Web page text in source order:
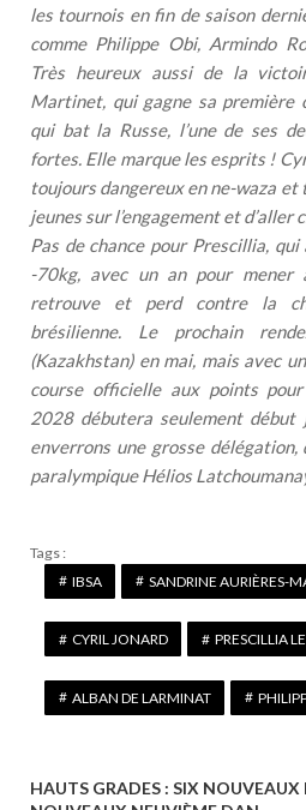
les tournois en fin de saison
comme Philippe Obi, Armindo
Très heureux aussi de la
Martinet, qui gagne sa première
qui bat la Russe, l’une de ses
fortes. Elle marque les esprits !
toujours dangereux en ne-waza
jeunes sur l’engagement et d’aller
Pas de chance pour Prescillia,
-70kg, avec un an pour
retrouve et perd contre la
brésilienne. Le prochain
(Kazakhstan) en mai, mais avec
course officielle aux points
2028 débutera seulement
enverrons une grosse
paralympique Hélios
Tags :
IBSA
SANDRINE AURIÈRES-
CYRIL JONARD PRESCILLIA
ALBAN DE LARMINAT
HAUTS GRADES : SIX